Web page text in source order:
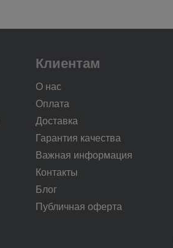
Клиентам
О нас
Оплата
Доставка
Гарантия качества
Важная информация
Контакты
Блог
Публичная оферта